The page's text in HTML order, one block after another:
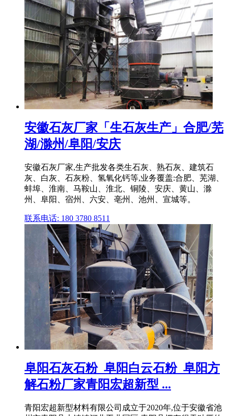
安徽石灰厂家「生石灰生产」合肥/芜
湖/滁州/阜阳/安庆
安徽石灰厂家,生产批发各类生石灰、熟石灰、建筑石
灰、白灰、石灰粉、氢氧化钙等,业务覆盖:合肥、芜湖、
蚌埠、淮南、马鞍山、淮北、铜陵、安庆、黄山、滁
州、阜阳、宿州、六安、亳州、池州、宣城等。
联系电话: 180 3780 8511
阜阳石灰石粉_阜阳白云石粉_阜阳方
解石粉厂家青阳宏超新型 ...
青阳宏超新型材料有限公司成立于2020年,位于安徽省池